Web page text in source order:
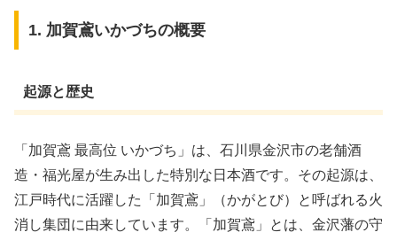
1. 加賀鳶いかづちの概要
起源と歴史
「加賀鳶 最高位 いかづち」は、石川県金沢市の老舗酒
造・福光屋が生み出した特別な日本酒です。その起源は、
江戸時代に活躍した「加賀鳶」（かがとび）と呼ばれる火
消し集団に由来しています。「加賀鳶」とは、金沢藩の守